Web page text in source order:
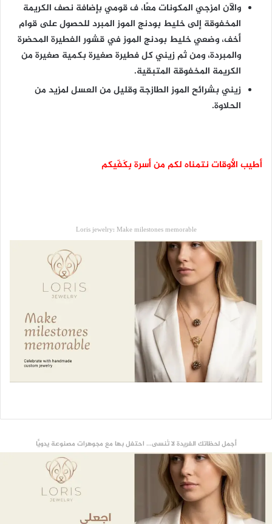
والآن امزجي المكونات معًا، ف قومي بإضافة نصف الكريمة
المخفوقة إلى خليط بودنج الموز المبرد للحصول على قوام
أخف، وضعي خليط بودنج الموز في قشور الفطيرة المحضرة
والمبردة، ومن ثم زيني كل فطيرة صغيرة بكمية صغيرة من
الكريمة المخفوقة المتبقية.
زيني بشرائح الموز الطازجة وقليل من العسل لمزيد من
الحلاوة.
أطيب الأوقات نتمناه لكم من أسرة بِكَفّيكم
Loris jewelry: Make milestones memorable
أجمل لحظاتك الفريدة لا تُنسى... احتفل بها مع مجوهرات مصنوعة يدويًّا